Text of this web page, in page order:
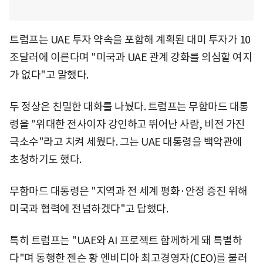
트럼프는 UAE 투자 약속을 포함해 계획된 대미 투자가 10
조달러에 이른다며 "미국과 UAE 관계 강화를 의심할 여지
가 없다"고 말했다.
두 정상은 친밀한 대화를 나눴다. 트럼프는 무함마드 대통
령을 "위대한 전사이자 강인하고 뛰어난 사람, 비전 가진
극소수"라고 치켜 세웠다. 그는 UAE 대통령을 백악관에
초청하기도 했다.
무함마드 대통령은 "지역과 전 세계 평화·안정 증진 위해
미국과 협력에 전념하겠다"고 답했다.
특히 트럼프는 "UAE와 AI 프로젝트 함께하게 돼 특별하
다"며 동행한 젠슨 황 엔비디아 최고경영자(CEO)를 불러